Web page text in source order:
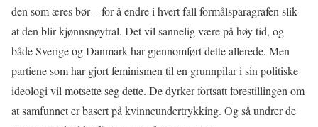
den som æres bør – for å endre i hvert fall formålsparagrafen slik
at den blir kjønnsnøytral. Det vil sannelig være på høy tid, og
både Sverige og Danmark har gjennomført dette allerede. Men
partiene som har gjort feminismen til en grunnpilar i sin politiske
ideologi vil motsette seg dette. De dyrker fortsatt forestillingen om
at samfunnet er basert på kvinneundertrykking. Og så undrer de